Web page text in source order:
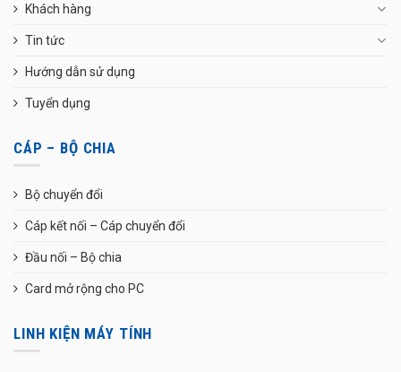
Khách hàng
Tin tức
Hướng dẫn sử dụng
Tuyển dụng
CÁP – BỘ CHIA
Bộ chuyển đổi
Cáp kết nối – Cáp chuyển đổi
Đầu nối – Bộ chia
Card mở rộng cho PC
LINH KIỆN MÁY TÍNH